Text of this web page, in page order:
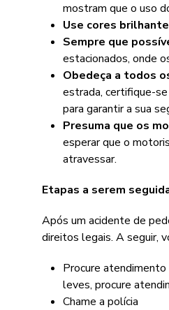
mostram que o uso
Use cores
Sempre que
estacionados, onde
Obedeça a todos
estrada, certifique-
para garantir a sua
Presuma que os
esperar que o
atravessar.
Etapas a serem
Após um acidente de
direitos legais. A seguir,
Procure
leves, procure
Chame a polícia